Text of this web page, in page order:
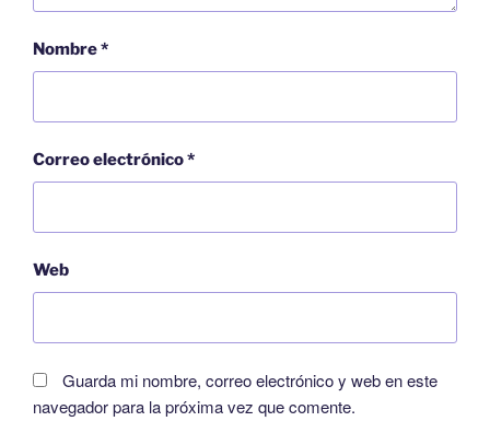
Nombre*
Correo electrónico*
Web
Guarda mi nombre, correo electrónico y web en este
navegador para la próxima vez que comente.